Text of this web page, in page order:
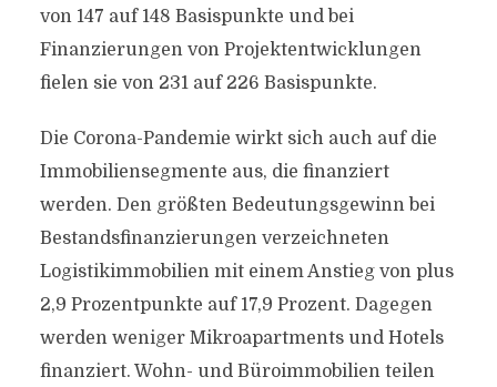
von 147 auf 148 Basispunkte und bei
Finanzierungen von Projektentwicklungen
fielen sie von 231 auf 226 Basispunkte.
Die Corona-Pandemie wirkt sich auch auf die
Immobiliensegmente aus, die finanziert
werden. Den größten Bedeutungsgewinn bei
Bestandsfinanzierungen verzeichneten
Logistikimmobilien mit einem Anstieg von plus
2,9 Prozentpunkte auf 17,9 Prozent. Dagegen
werden weniger Mikroapartments und Hotels
finanziert. Wohn- und Büroimmobilien teilen